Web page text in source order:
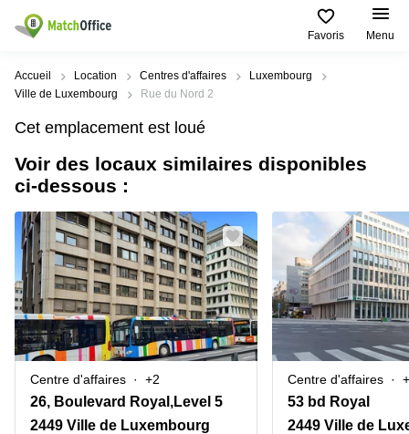
Favoris Menu
Rechercher / publier
Pages
de
Bureau
Centre
d’affaires
Coworking
Salles
de
réunion
Bureau
virtuel
Villes
Populaires
Luxembourg
sur-
Alzette
Senningerberg
Bertrange
Sandweiler
Recherches
populaires
Сoworking
Luxembourg
Salle de
réunion
Luxembourg
Coworking
Bertrange
Centre
d'affaires
Luxembourg
Bureaux
Bertrange
Aide
Qui sommes-nous?
Publier un bureau
Prix
Connexion
Choisissez une langue
Luxembourg
Accueil Location Centres d'affaires
Luxembourg
Ville de Luxembourg
Rue du Nord 2
Cet emplacement est loué
Voir des locaux similaires disponibles
ci-dessous :
Centre d'affaires +2
26, Boulevard Royal,Level 5
2449 Ville de Luxembourg
Centre d'affaires
53 bd Royal
2449 Ville de